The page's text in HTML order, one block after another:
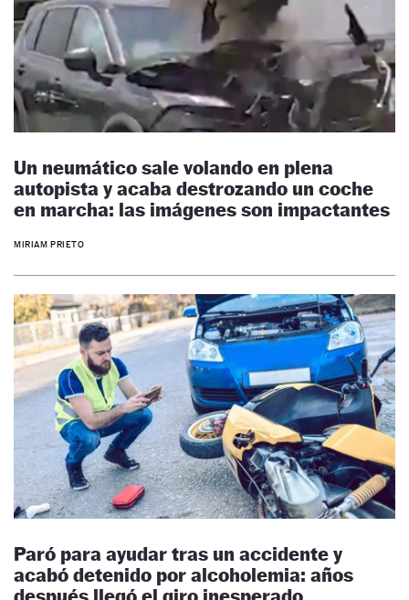
Un neumático sale volando en plena
autopista y acaba destrozando un coche
en marcha: las imágenes son impactantes
MIRIAM PRIETO
Paró para ayudar tras un accidente y
acabó detenido por alcoholemia: años